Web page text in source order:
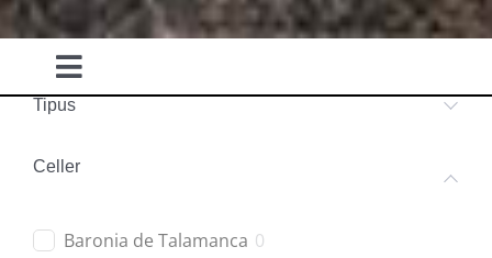
Toggle
Navigation
Tipus
Celler
Baronia de Talamanca 0